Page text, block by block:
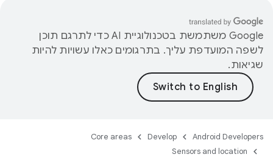
‫Google משתמשת בטכנולוגיית AI כדי לתרגם תוכן
לשפה המועדפת עליך. בתרגומים כאלו עשויות להיות
שגיאות.
Android Developers
Develop
Core areas
Sensors and location